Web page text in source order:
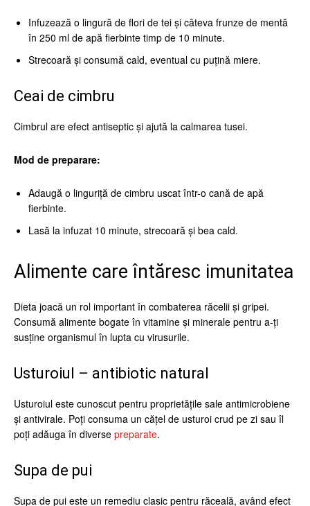
Infuzează o lingură de flori de tei și câteva frunze de mentă
în 250 ml de apă fierbinte timp de 10 minute.
Strecoară și consumă cald, eventual cu puțină miere.
Ceai de cimbru
Cimbrul are efect antiseptic și ajută la calmarea tusei.
Mod de preparare:
Adaugă o linguriță de cimbru uscat într-o cană de apă
fierbinte.
Lasă la infuzat 10 minute, strecoară și bea cald.
Alimente care întăresc imunitatea
Dieta joacă un rol important în combaterea răcelii și gripei.
Consumă alimente bogate în vitamine și minerale pentru a-ți
susține organismul în lupta cu virusurile.
Usturoiul – antibiotic natural
Usturoiul este cunoscut pentru proprietățile sale antimicrobiene
și antivirale. Poți consuma un cățel de usturoi crud pe zi sau îl
poți adăuga în diverse preparate.
Supa de pui
Supa de pui este un remediu clasic pentru răceală, având efect